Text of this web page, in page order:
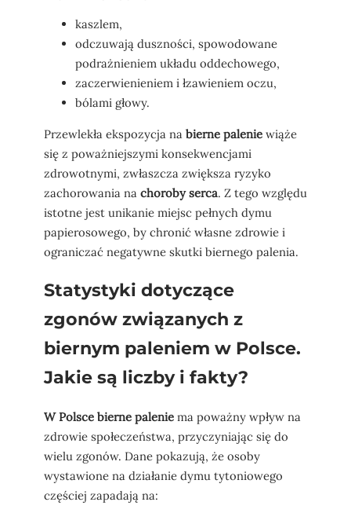
kaszlem,
odczuwają duszności, spowodowane
podrażnieniem układu oddechowego,
zaczerwienieniem i łzawieniem oczu,
bólami głowy.
Przewlekła ekspozycja na bierne palenie wiąże
się z poważniejszymi konsekwencjami
zdrowotnymi, zwłaszcza zwiększa ryzyko
zachorowania na choroby serca. Z tego względu
istotne jest unikanie miejsc pełnych dymu
papierosowego, by chronić własne zdrowie i
ograniczać negatywne skutki biernego palenia.
Statystyki dotyczące
zgonów związanych z
biernym paleniem w Polsce.
Jakie są liczby i fakty?
W Polsce bierne palenie ma poważny wpływ na
zdrowie społeczeństwa, przyczyniając się do
wielu zgonów. Dane pokazują, że osoby
wystawione na działanie dymu tytoniowego
częściej zapadają na: